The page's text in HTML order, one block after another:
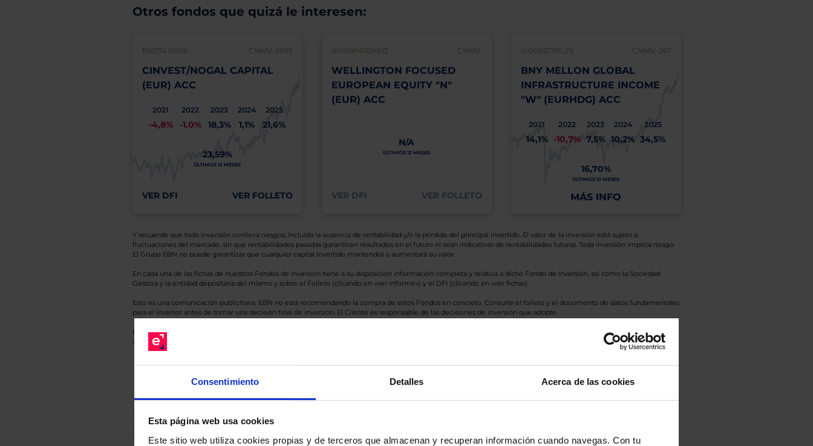
Consentimiento Detalles Acerca de las cookies
Esta página web usa cookies
Este sitio web utiliza cookies propias y de terceros que almacenan y recuperan información cuando navegas. Con tu
Otros fondos que quizá le interesen:
ES0174115016 CNMV: 5095
CINVEST/NOGAL CAPITAL
(EUR) ACC
2021
-4,8%
2022
-1,0%
2023
18,3%
2024
1,1%
2025
21,6%
23,59%
ÚLTIMOS 12 MESES
VER DFI VER FOLLETO
IE00BF4JDM02 CNMV:
WELLINGTON FOCUSED
EUROPEAN EQUITY "N"
(EUR) ACC
N/A
ÚLTIMOS 12 MESES
VER DFI VER FOLLETO
IE00BZ17BL29 CNMV: 267
BNY MELLON GLOBAL
INFRASTRUCTURE INCOME
"W" (EURHDG) ACC
2021
14,1%
2022
-10,7%
2023
7,5%
2024
10,2%
2025
34,5%
16,70%
ÚLTIMOS 12 MESES
MÁS INFO
Y recuerde que toda inversión conlleva riesgos, incluida la ausencia de rentabilidad y/o la pérdida del principal invertido. El valor de la inversión está sujeto a
fluctuaciones del mercado, sin que rentabilidades pasadas garanticen resultados en el futuro ni sean indicativas de rentabilidades futuras. Toda inversión implica riesgo.
El Grupo EBN no puede garantizar que cualquier capital invertido mantendrá o aumentará su valor.
En cada una de las fichas de nuestros Fondos de Inversión tiene a su disposición información completa y relativa a dicho Fondo de Inversión, así como la Sociedad
Gestora y la entidad depositaria del mismo y sobre el Folleto (clicando en «ver informe») y el DFI (clicando en «ver ficha»).
Esto es una comunicación publicitaria. EBN no está recomendando la compra de estos Fondos en concreto. Consulte el folleto y el documento de datos fundamentales
para el inversor antes de tomar una decisión final de inversión. El Cliente es responsable de las decisiones de inversión que adopte.
Los datos de rentabilidad mostrados hacen referencia a los Valores Liquidativos del Fondo al cierre de la última sesión, y se calculan de Valor Liquidativo de la sesión
anterior a Valor Liquidativo actual con reinversión de dividendos si el fondo es de reparto. Todas las rentabilidades mostradas están en la divisa Euro.
Recomendado.
Le hacemos un estudio gratuito de su cartera.